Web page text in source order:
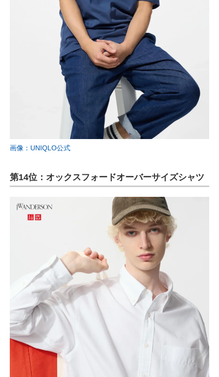
画像：UNIQLO公式
第14位：オックスフォードオーバーサイズシャツ